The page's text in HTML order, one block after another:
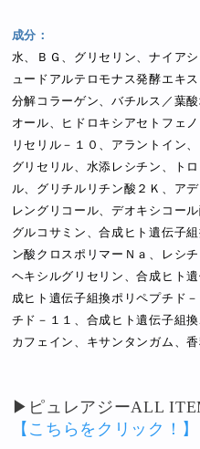
成分：
水、ＢＧ、グリセリン、ナイア
ュードアルテロモナス発酵エキ
分解コラーゲン、バチルス／葉
オール、ヒドロキシアセトフェ
リセリル－１０、アラントイン
グリセリル、水添レシチン、ト
ル、グリチルリチン酸２Ｋ、ア
レングリコール、デオキシコー
グルコサミン、合成ヒト遺伝子
ン酸クロスポリマーＮａ、レシ
ヘキシルグリセリン、合成ヒト
成ヒト遺伝子組換ポリペプチド
チド－１１、合成ヒト遺伝子組
カフェイン、キサンタンガム、
▶ピュレアジーALL
【こちらをクリック！】